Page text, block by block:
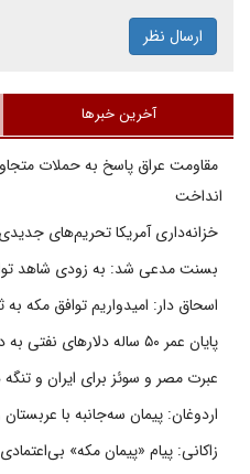
ارسال نظر
آخرین خبرها
مقاومت عراق پاسخ به حملات
انداخت
خزانه‌داری آمریکا تحریم‌های جدیدی
بسنت مدعی شد: به زودی شاهد
اسحاق دار: امیدواریم توافق مکه
پایان عمر ۵۰ ساله دلارهای نفتی به دست ایران
عبرت مصر و سوئز برای ایران و تنگه
اردوغان: پیمان سه‌جانبه با
زاکانی: پیام «پیمان مکه»